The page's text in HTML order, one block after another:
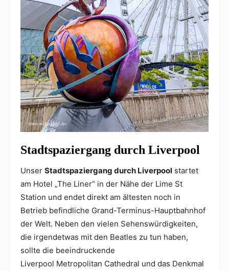
Stadtspaziergang durch Liverpool
Unser Stadtspaziergang durch Liverpool startet
am Hotel „The Liner“ in der Nähe der Lime St
Station und endet direkt am ältesten noch in
Betrieb befindliche Grand-Terminus-Hauptbahnhof
der Welt. Neben den vielen Sehenswürdigkeiten,
die irgendetwas mit den Beatles zu tun haben,
sollte die beeindruckende
Liverpool Metropolitan Cathedral und das Denkmal